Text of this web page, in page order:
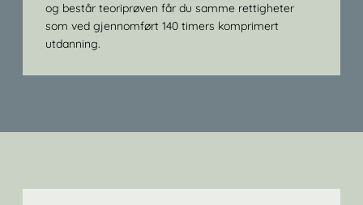
og består teoriprøven får du samme rettigheter
som ved gjennomført 140 timers komprimert
utdanning.